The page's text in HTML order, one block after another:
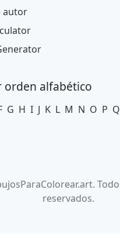
autor
orden alfabético
G H I J K L M N O P Q
reservados.